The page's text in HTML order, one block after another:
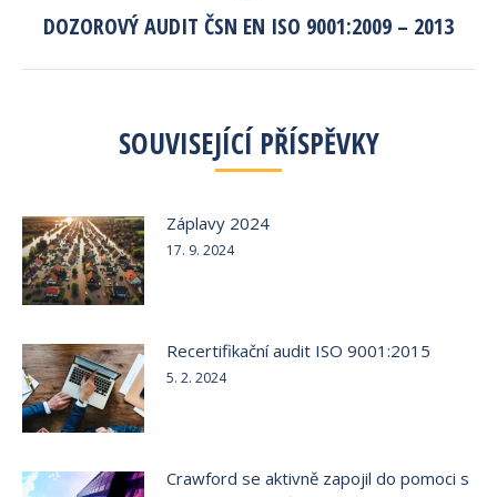
Next
DOZOROVÝ AUDIT ČSN EN ISO 9001:2009 – 2013
SOUVISEJÍCÍ PŘÍSPĚVKY
Záplavy 2024
17. 9. 2024
Recertifikační audit ISO 9001:2015
5. 2. 2024
Crawford se aktivně zapojil do pomoci s